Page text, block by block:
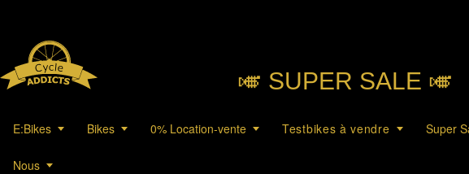
🎺︎ SUPER SALE 🎺︎
E:Bikes Bikes 0% Location-vente Testbikes à vendre Super
Nous